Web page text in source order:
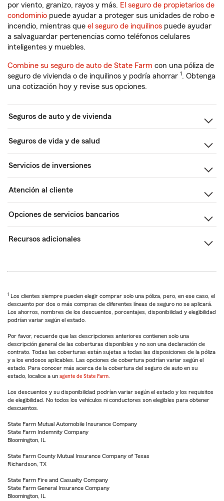
por viento, granizo, rayos y más. El seguro de propietarios de
condominio puede ayudar a proteger sus unidades de robo e
incendio, mientras que el seguro de inquilinos puede ayudar
a salvaguardar pertenencias como teléfonos celulares
inteligentes y muebles.
Combine su seguro de auto de State Farm con una póliza de
seguro de vivienda o de inquilinos y podría ahorrar 1. Obtenga
una cotización hoy y revise sus opciones.
Seguros de auto y de vivienda
Seguros de vida y de salud
Servicios de inversiones
Atención al cliente
Opciones de servicios bancarios
Recursos adicionales
1 Los clientes siempre pueden elegir comprar solo una póliza, pero, en ese caso, el
descuento por dos o más compras de diferentes líneas de seguro no se aplicará.
Los ahorros, nombres de los descuentos, porcentajes, disponibilidad y elegibilidad
podrían variar según el estado.
Por favor, recuerde que las descripciones anteriores contienen solo una
descripción general de las coberturas disponibles y no son una declaración de
contrato. Todas las coberturas están sujetas a todas las disposiciones de la póliza
y a los endosos aplicables. Las opciones de cobertura podrían variar según el
estado. Para conocer más acerca de la cobertura del seguro de auto en su
estado, localice a un agente de State Farm
Los descuentos y su disponibilidad podrían variar según el estado y los requisitos
de elegibilidad. No todos los vehículos ni conductores son elegibles para obtener
descuentos.
State Farm Mutual Automobile Insurance Company
State Farm Indemnity Company
Bloomington, IL
State Farm County Mutual Insurance Company of Texas
Richardson, TX
State Farm Fire and Casualty Company
State Farm General Insurance Company
Bloomington, IL